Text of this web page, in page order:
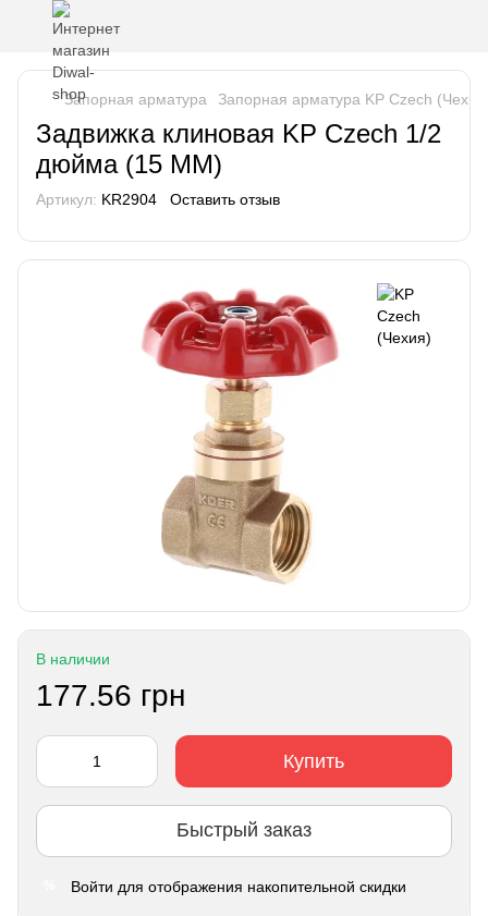
Запорная арматура Запорная арматура KP Czech
Задвижка клиновая KP Czech 1/2
дюйма (15 ММ)
Артикул: KR2904 Оставить отзыв
В наличии
177.56 грн
Купить
Быстрый заказ
Войти для отображения накопительной скидки